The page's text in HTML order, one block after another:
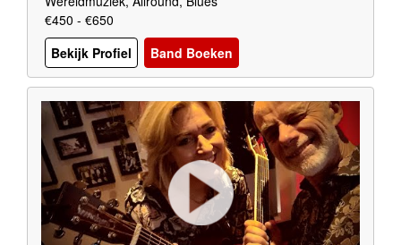
€450 - €650
Bekijk Profiel
Band Boeken